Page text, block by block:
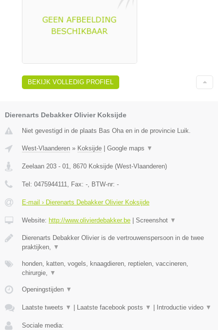
BEKIJK VOLLEDIG PROFIEL
Dierenarts Debakker Olivier Koksijde
Niet gevestigd in de plaats Bas Oha en in de provincie Luik.
West-Vlaanderen » Koksijde Google maps ▼
Zeelaan 203 - 01, 8670 Koksijde (West-Vlaanderen)
Tel: 0475944111, Fax: -, BTW-nr: -
E-mail › Dierenarts Debakker Olivier Koksijde
Website: http://www.olivierdebakker.be Screenshot ▼
Dierenarts Debakker Olivier is de vertrouwenspersoon in de twee
praktijken, ▼
honden, katten, vogels, knaagdieren, reptielen, vaccineren,
chirurgie, ▼
Openingstijden ▼
Laatste tweets ▼ Laatste facebook posts ▼ Introductie video ▼
Sociale media: